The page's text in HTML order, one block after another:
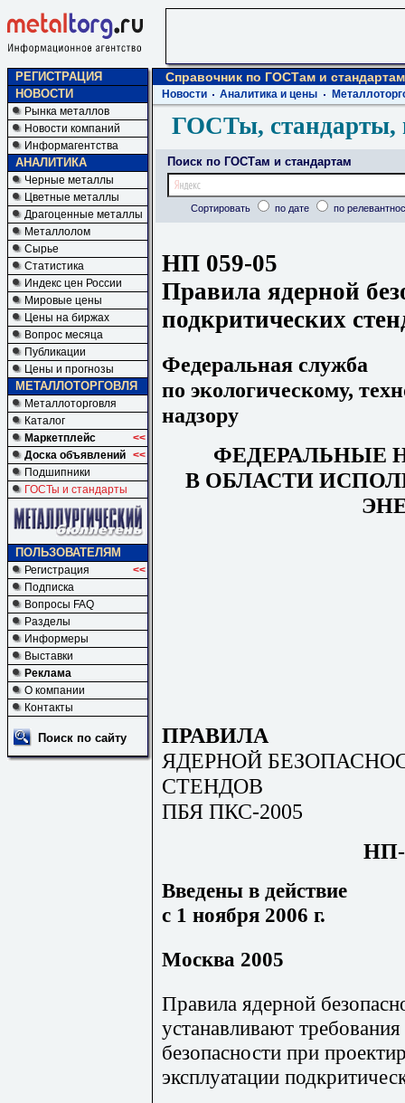
РЕГИСТРАЦИЯ
НОВОСТИ
Рынка металлов
Новости компаний
Информагентства
АНАЛИТИКА
Черные металлы
Цветные металлы
Драгоценные металлы
Металлолом
Сырье
Статистика
Индекс цен России
Мировые цены
Цены на биржах
Вопрос месяца
Публикации
Цены и прогнозы
МЕТАЛЛОТОРГОВЛЯ
Металлоторговля
Каталог
Маркетплейс
<<
Доска объявлений <<
Подшипники
ГОСТы и стандарты
ПОЛЬЗОВАТЕЛЯМ
Регистрация
<<
Подписка
Вопросы FAQ
Разделы
Информеры
Выставки
Реклама
О компании
Контакты
Поиск по сайту
Справочник по ГОСТам и стандартам
Новости Аналитика и цены
ГОСТы, стандарты,
Поиск по ГОСТам и стандартам
Сортировать по дате по
НП 059-05
Правила ядерной
подкритических
Федеральная служба
по экологическому,
надзору
ФЕДЕРАЛЬНЫЕ
В ОБЛАСТИ
ПРАВИЛА
ЯДЕРНОЙ
СТЕНДОВ
ПБЯ ПКС-2005
НП-
Введены в действие
с 1 ноября 2006 г.
Москва 2005
Правила ядерной
устанавливают
безопасности при
эксплуатации